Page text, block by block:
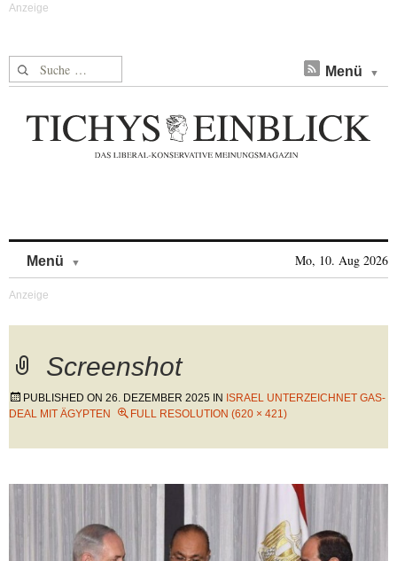
Suche nach: Menü
Menü Mo, 10. Aug 2026
Screenshot
PUBLISHED ON 26. DEZEMBER 2025 IN ISRAEL UNTERZEICHNET GAS-
DEAL MIT ÄGYPTEN
FULL RESOLUTION (620 × 421)